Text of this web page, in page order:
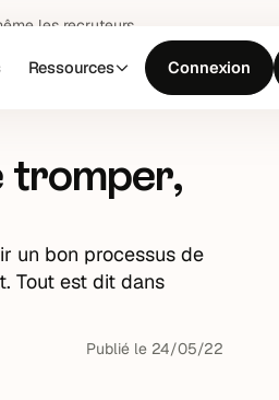
Ressources Connexion
les recruteurs
tromper,
un bon processus de
Tout est dit dans
Publié le 24/05/22